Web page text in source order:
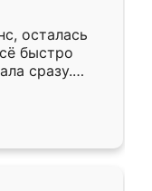
здесь.
осталась
быстро
сразу.
подошёл к
Собрали
даже